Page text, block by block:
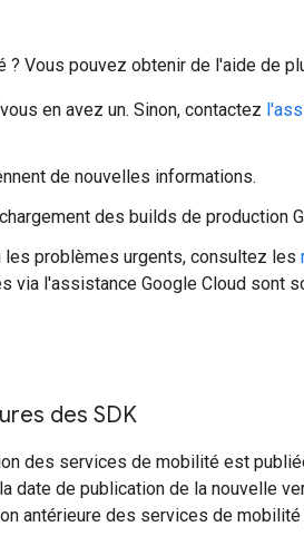
Vous pouvez obtenir de l'aide de
en avez un. Sinon, contactez
de nouvelles informations.
des builds de production
les problèmes urgents, consultez les
via l'assistance Google Cloud sont
des SDK
des services de mobilité est
date de publication de la nouvelle
antérieure des services de